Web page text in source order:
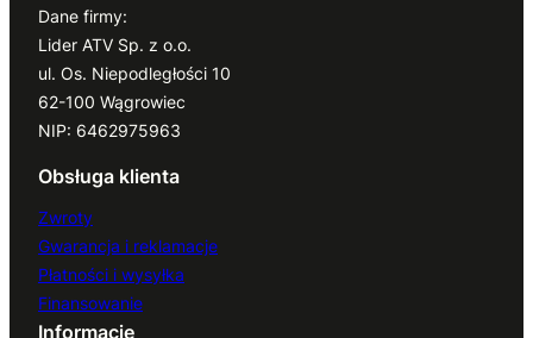
Dane firmy:
Lider ATV Sp. z o.o.
ul. Os. Niepodległości 10
62-100 Wągrowiec
NIP: 6462975963
Obsługa klienta
Zwroty
Gwarancja i reklamacje
Płatności i wysyłka
Finansowanie
Informacje